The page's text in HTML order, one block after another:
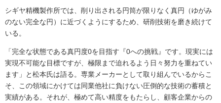
シギヤ精機製作所では、削り出される円筒が限りなく真円（ゆがみ
のない完全な円）に近づくようにするため、研削技術を磨き続けて
いる。
「完全な状態である真円度0を目指す『0への挑戦』です。現実には
実現不可能な目標ですが、極限まで迫れるよう日々努力を重ねてい
ます」と松本氏は語る。専業メーカーとして取り組んでいるからこ
そ、この領域にかけては同業他社に負けない圧倒的な技術の蓄積と
実績がある。それが、極めて高い精度をもたらし、顧客企業からの